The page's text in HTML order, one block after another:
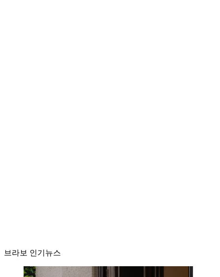
브라보 인기뉴스